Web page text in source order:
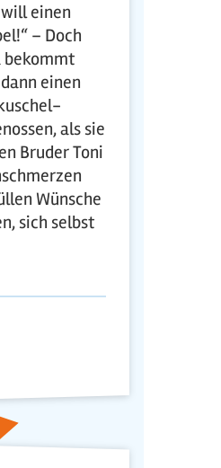
einen
– Doch
bekommt
einen
als sie
Bruder Toni
Wünsche
sich selbst